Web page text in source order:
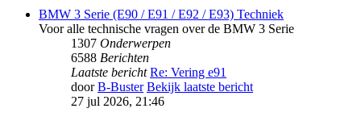
BMW 3 Serie (E90 / E91 / E92 / E93) Techniek
Voor alle technische vragen over de BMW 3 Serie
1307 Onderwerpen
6588 Berichten
Laatste bericht Re: Vering e91
doorB-Buster Bekijk laatste bericht
27 jul 2026, 21:46